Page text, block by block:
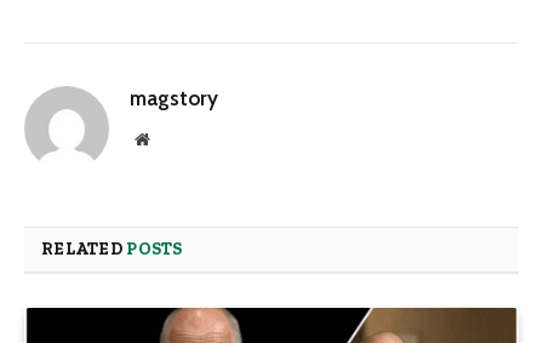
magstory
Website
RELATED POSTS